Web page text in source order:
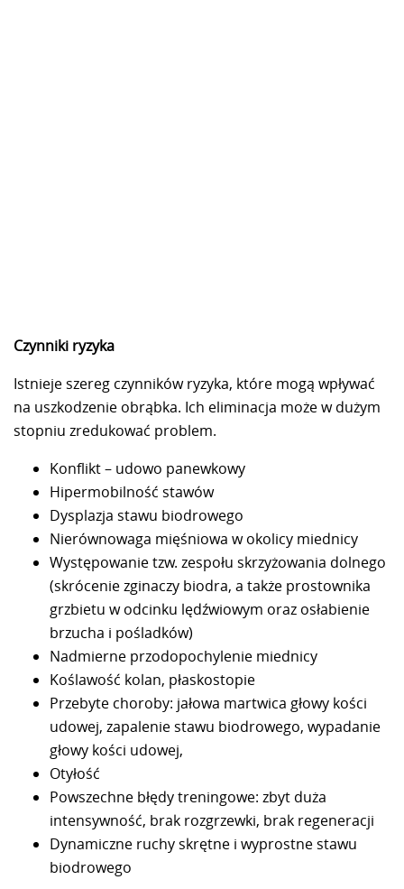
Czynniki ryzyka
Istnieje szereg czynników ryzyka, które mogą wpływać
na uszkodzenie obrąbka. Ich eliminacja może w dużym
stopniu zredukować problem.
Konflikt – udowo panewkowy
Hipermobilność stawów
Dysplazja stawu biodrowego
Nierównowaga mięśniowa w okolicy miednicy
Występowanie tzw. zespołu skrzyżowania dolnego
(skrócenie zginaczy biodra, a także prostownika
grzbietu w odcinku lędźwiowym oraz osłabienie
brzucha i pośladków)
Nadmierne przodopochylenie miednicy
Koślawość kolan, płaskostopie
Przebyte choroby: jałowa martwica głowy kości
udowej, zapalenie stawu biodrowego, wypadanie
głowy kości udowej,
Otyłość
Powszechne błędy treningowe: zbyt duża
intensywność, brak rozgrzewki, brak regeneracji
Dynamiczne ruchy skrętne i wyprostne stawu
biodrowego